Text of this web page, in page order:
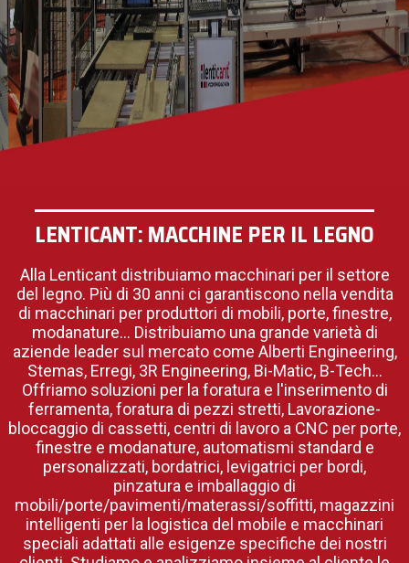
LENTICANT: MACCHINE PER IL LEGNO
Alla Lenticant distribuiamo macchinari per il settore
del legno. Più di 30 anni ci garantiscono nella vendita
di macchinari per produttori di mobili, porte, finestre,
modanature... Distribuiamo una grande varietà di
aziende leader sul mercato come Alberti Engineering,
Stemas, Erregi, 3R Engineering, Bi-Matic, B-Tech...
Offriamo soluzioni per la foratura e l'inserimento di
ferramenta, foratura di pezzi stretti, Lavorazione-
bloccaggio di cassetti, centri di lavoro a CNC per porte,
finestre e modanature, automatismi standard e
personalizzati, bordatrici, levigatrici per bordi,
pinzatura e imballaggio di
mobili/porte/pavimenti/materassi/soffitti, magazzini
intelligenti per la logistica del mobile e macchinari
speciali adattati alle esigenze specifiche dei nostri